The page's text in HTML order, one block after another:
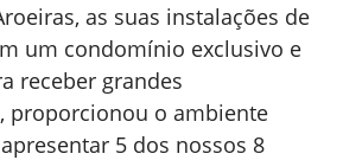
as suas instalações de
um condomínio exclusivo e
receber grandes
proporcionou o ambiente
5 dos nossos 8